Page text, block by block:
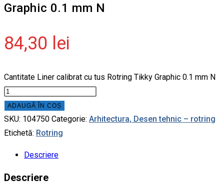
Graphic 0.1 mm N
84,30 lei
Cantitate Liner calibrat cu tus Rotring Tikky Graphic 0.1 mm N
ADAUGĂ ÎN COȘ
SKU: 104750 Categorie: Arhitectura, Desen tehnic – rotring
Etichetă: Rotring
Descriere
Descriere